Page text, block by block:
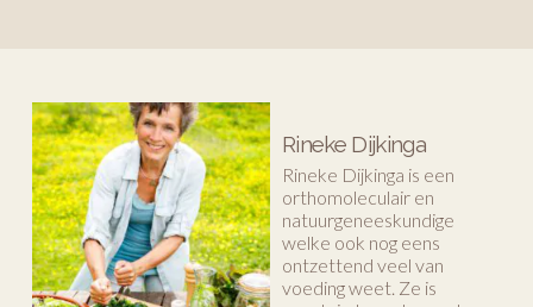
Rineke Dijkinga
Rineke Dijkinga is een
orthomoleculair en
natuurgeneeskundige
welke ook nog eens
ontzettend veel van
voeding weet. Ze is